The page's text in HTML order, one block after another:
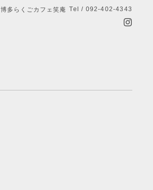
博多らくごカフェ笑庵 Tel / 092-402-4343